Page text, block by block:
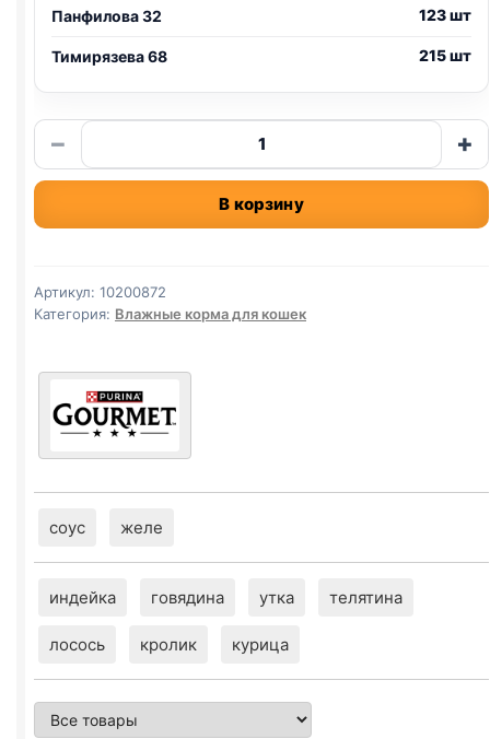
Панфилова 32 123 шт
Тимирязева 68 215 шт
−
Количество
товара
Gourmet
(ЯГНЕНОК)
+
В корзину
Артикул: 10200872
Категория: Влажные корма для кошек
соус желе
индейка говядина утка телятина
лосось кролик курица